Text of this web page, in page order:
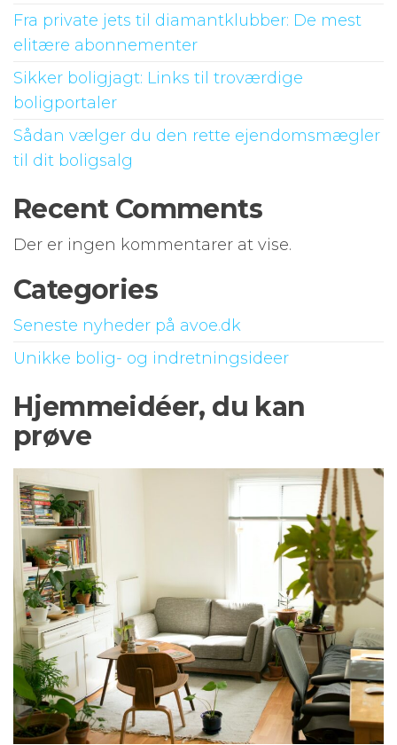
Fra private jets til diamantklubber: De mest
elitære abonnementer
Sikker boligjagt: Links til troværdige
boligportaler
Sådan vælger du den rette ejendomsmægler
til dit boligsalg
Recent Comments
Der er ingen kommentarer at vise.
Categories
Seneste nyheder på avoe.dk
Unikke bolig- og indretningsideer
Hjemmeidéer, du kan
prøve